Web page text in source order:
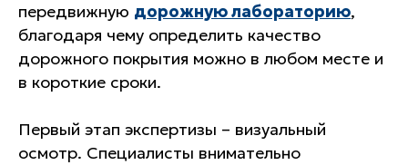
передвижную дорожную лабораторию,
благодаря чему определить качество
дорожного покрытия можно в любом месте и
в короткие сроки.
Первый этап экспертизы – визуальный
осмотр. Специалисты внимательно